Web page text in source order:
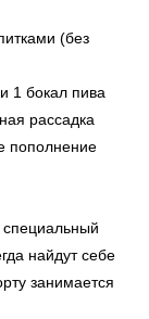
(без
1 бокал пива
рассадка
пополнение
найдут себе
занимается